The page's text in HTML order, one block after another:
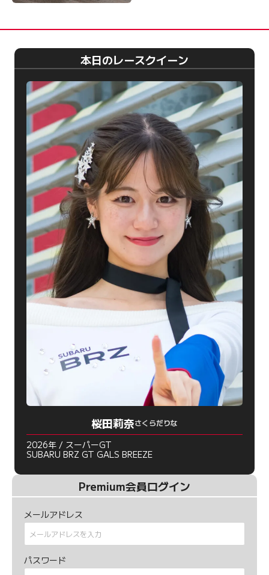
本日のレースクイーン
桜田莉奈さくらだりな
2026年 / スーパーGT
SUBARU BRZ GT GALS BREEZE
Premium会員ログイン
メールアドレス
パスワード